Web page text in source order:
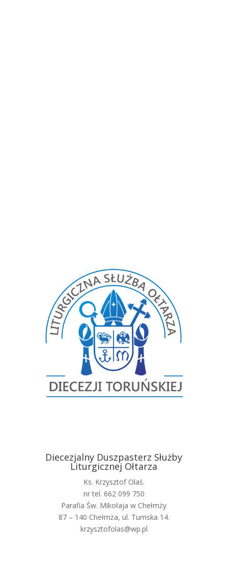
Diecezjalny Duszpasterz Służby
Liturgicznej Ołtarza
Ks. Krzysztof Olaś.
nr tel. 662 099 750
Parafia Św. Mikołaja w Chełmży
87 – 140 Chełmża, ul. Tumska 14.
krzysztofolas@wp.pl